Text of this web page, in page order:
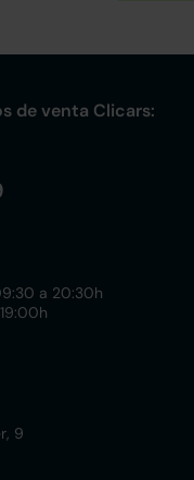
de venta Clicars:
a 20:30h
9